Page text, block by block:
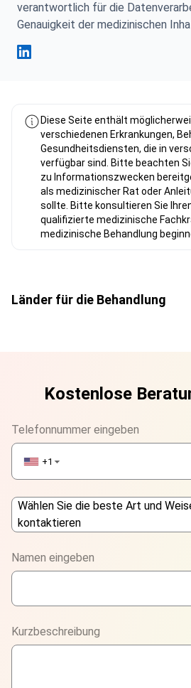
verantwortlich für die
Genauigkeit der medizinischen
Diese Seite enthält
verschiedenen Erkrankungen,
Gesundheitsdiensten, die in
verfügbar sind. Bitte beachten
zu Informationszwecken
als medizinischer Rat oder
sollte. Bitte konsultieren Sie
qualifizierte medizinische
medizinische Behandlung
Länder für die Behandlung
Kostenlose
Telefonnummer eingeben
+1 ▼
Wählen Sie die beste Art und
kontaktieren
WhatsApp
Viber
Telegram
Namen eingeben
Kurzbeschreibung